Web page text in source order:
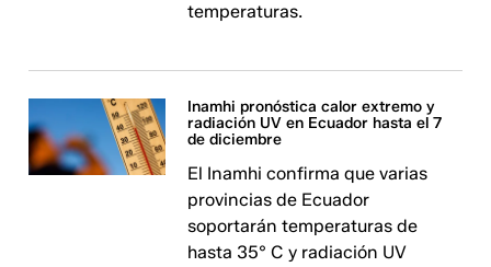
temperaturas.
Inamhi pronóstica calor extremo y
radiación UV en Ecuador hasta el 7
de diciembre
El Inamhi confirma que varias
provincias de Ecuador
soportarán temperaturas de
hasta 35° C y radiación UV